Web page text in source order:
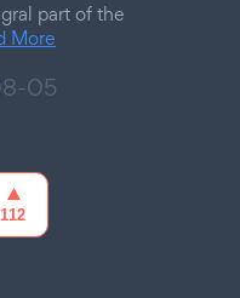
part of the
More
05